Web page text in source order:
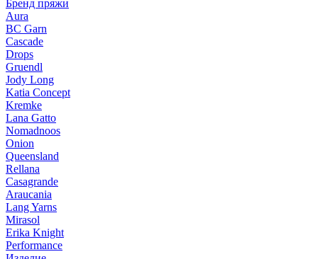
Бренд пряжи
Aura
BC Garn
Cascade
Drops
Gruendl
Jody Long
Katia Concept
Kremke
Lana Gatto
Nomadnoos
Onion
Queensland
Rellana
Casagrande
Araucania
Lang Yarns
Mirasol
Erika Knight
Performance